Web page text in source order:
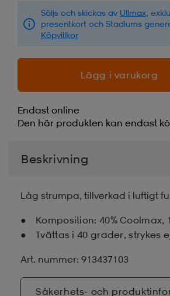
Säljs och skickas av Ullmax ,
presentkort och Stadiums
Köpvillkor
Lägg i varukorg
Endast online
Den här produkten kan endast
Beskrivning
Låg strumpa, tillverkad i luftigt
Komposition: 40% Coolmax,
Tvättas i 40 grader, strykes
Art. nummer: 913437103
Säkerhets- och